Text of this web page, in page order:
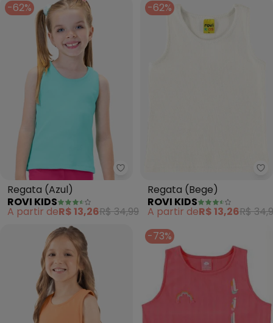
-62%
Rovi Kids - Regata (Azul)
Regata (Azul)
ROVI KIDS
A partir deR$ 13,26R$ 34,99
-62%
Regata (Bege)
ROVI KIDS
A partir deR$ 13,26R$
-73%